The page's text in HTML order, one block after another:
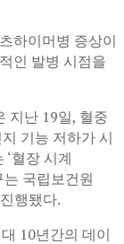
하이머병 증상이
인 발병 시점을
지난 19일, 혈중
기능 저하가 시
혈장 시계
국립보건원
행됐다.
10년간의 데이